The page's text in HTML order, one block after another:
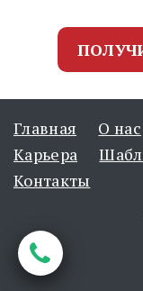
Главная О нас
Карьера
Контакты